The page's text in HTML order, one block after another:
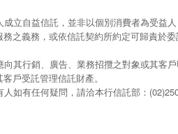
立自益信託，並非以個別消費者為受益
之義務，或依信託契約所約定可歸責於
其行銷、廣告、業務招攬之對象或其客
戶受託管理信託財產。
如有任何疑問，請洽本行信託部：